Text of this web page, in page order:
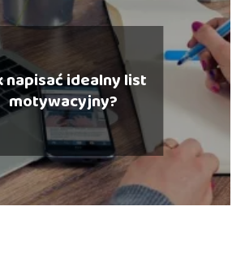
napisać idealny list
motywacyjny?